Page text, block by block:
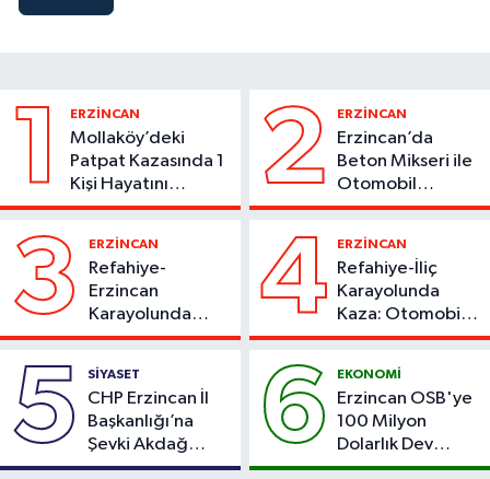
1 ERZİNCAN
Mollaköy’deki
Patpat Kazasında 1
Kişi Hayatını
Kaybetti
2 ERZİNCAN
Erzincan’da
Beton Mikseri ile
Otomobil
Çarpıştı
3 ERZİNCAN
Refahiye-
Erzincan
Karayolunda
Kaza: Otomobil
2 Kişi Yaralandı
4 ERZİNCAN
Refahiye-İliç
Karayolunda
Kaza: Otomobil
Yoldan Çıktı, 6
5 SİYASET
CHP Erzincan İl
Başkanlığı’na
Şevki Akdağ
Atandı!
6 EKONOMİ
Erzincan OSB'ye
100 Milyon
Dolarlık Dev
Yatırım: Bin Kişiye